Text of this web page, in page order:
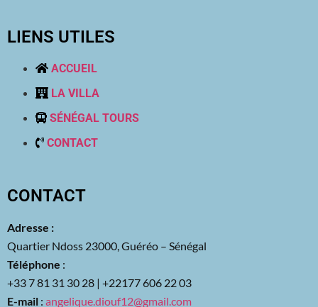
LIENS UTILES
ACCUEIL
LA VILLA
SÉNÉGAL TOURS
CONTACT
CONTACT
Adresse :
Quartier Ndoss 23000,Guéréo – Sénégal
Téléphone :
+33 7 81 31 30 28 | +22177 606 22 03
E-mail : angelique.diouf12@gmail.com